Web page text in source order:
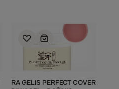
RA GELIS PERFECT COVER